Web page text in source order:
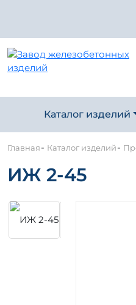
Каталог изделий
Главная- Каталог изделий-
ИЖ 2-45